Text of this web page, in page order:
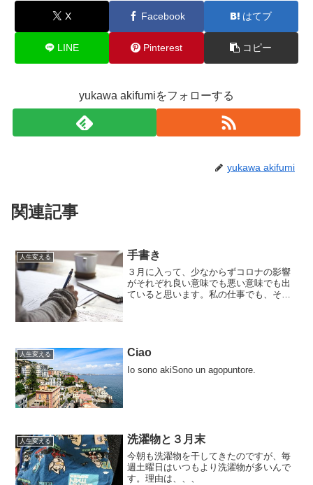
X Facebook はてブ
LINE Pinterest コピー
yukawa akifumiをフォローする
yukawa akifumi
関連記事
人生変える 手書き
３月に入って、少なからずコロナの影響
がそれぞれ良い意味でも悪い意味でも出
ていると思います。私の仕事でも、その
人生変える Ciao
Io sono akiSono un agopuntore.
人生変える 洗濯物と３月末
今朝も洗濯物を干してきたのですが、毎
週土曜日はいつもより洗濯物が多いんで
す。理由は、、、